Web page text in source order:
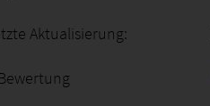
Aktualisierung: